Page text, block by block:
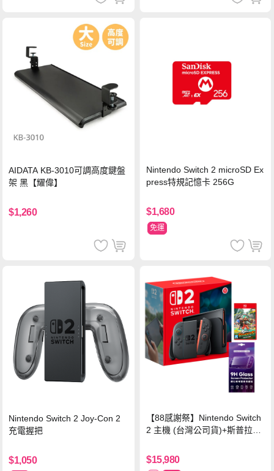
AIDATA KB-3010可調高度鍵盤
架 黑【耀偉】
$1,260
Nintendo Switch 2 microSD Ex
press特規記憶卡 256G
$1,680
免運
Nintendo Switch 2 Joy-Con 2
充電握把
$1,050
【88感謝祭】Nintendo Switch
2 主機 (台灣公司貨)+斯普拉遁
$15,980